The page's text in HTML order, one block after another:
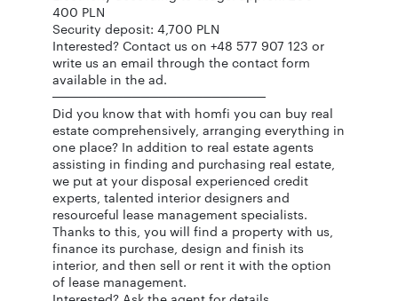
400 PLN
Security deposit: 4,700 PLN
Interested? Contact us on +48 577 907 123 or
write us an email through the contact form
available in the ad.
────────────────────────
Did you know that with homfi you can buy real
estate comprehensively, arranging everything in
one place? In addition to real estate agents
assisting in finding and purchasing real estate,
we put at your disposal experienced credit
experts, talented interior designers and
resourceful lease management specialists.
Thanks to this, you will find a property with us,
finance its purchase, design and finish its
interior, and then sell or rent it with the option
of lease management.